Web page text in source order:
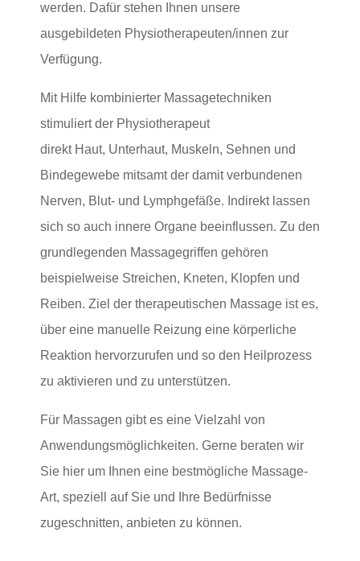
werden. Dafür stehen Ihnen unsere
ausgebildeten Physiotherapeuten/innen zur
Verfügung.
Mit Hilfe kombinierter Massagetechniken
stimuliert der Physiotherapeut
direktHaut, Unterhaut, Muskeln, Sehnen und
Bindegewebe mitsamt der damit verbundenen
Nerven, Blut- und Lymphgefäße. Indirekt lassen
sich so auch innere Organe beeinflussen. Zu den
grundlegenden Massagegriffen gehören
beispielweise Streichen, Kneten, Klopfen und
Reiben. Ziel der therapeutischen Massage ist es,
über eine manuelle Reizung eine körperliche
Reaktion hervorzurufen und so den Heilprozess
zu aktivieren und zu unterstützen.
Für Massagen gibt es eine Vielzahl von
Anwendungsmöglichkeiten. Gerne beraten wir
Sie hier um Ihnen eine bestmögliche Massage-
Art, speziell auf Sie und Ihre Bedürfnisse
zugeschnitten, anbieten zu können.